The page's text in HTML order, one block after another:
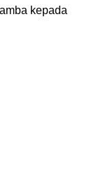
kepada